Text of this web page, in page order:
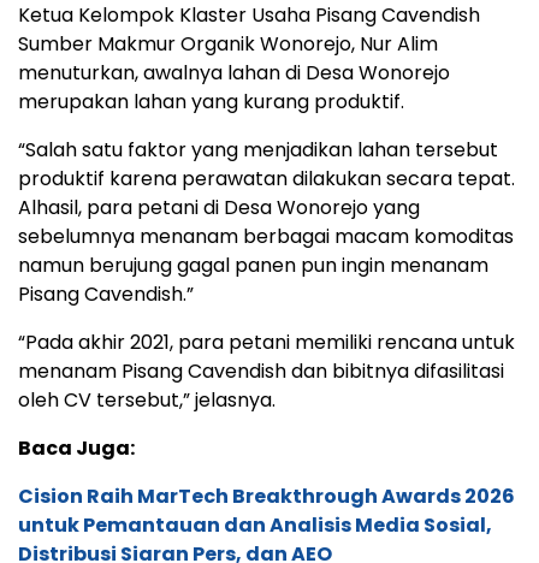
Ketua Kelompok Klaster Usaha Pisang Cavendish
Sumber Makmur Organik Wonorejo, Nur Alim
menuturkan, awalnya lahan di Desa Wonorejo
merupakan lahan yang kurang produktif.
“Salah satu faktor yang menjadikan lahan tersebut
produktif karena perawatan dilakukan secara tepat.
Alhasil, para petani di Desa Wonorejo yang
sebelumnya menanam berbagai macam komoditas
namun berujung gagal panen pun ingin menanam
Pisang Cavendish.”
“Pada akhir 2021, para petani memiliki rencana untuk
menanam Pisang Cavendish dan bibitnya difasilitasi
oleh CV tersebut,” jelasnya.
Baca Juga:
Cision Raih MarTech Breakthrough Awards 2026
untuk Pemantauan dan Analisis Media Sosial,
Distribusi Siaran Pers, dan AEO